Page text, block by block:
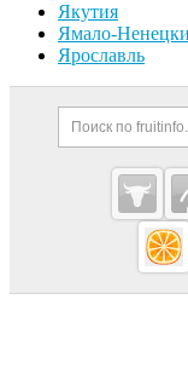
Якутия
Ямало-
Ярославль
Cсылки
—
Важные
Навигация по